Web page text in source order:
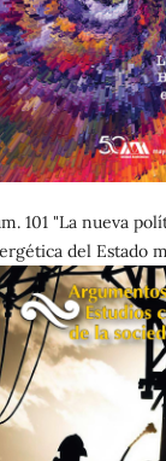
101 "La nueva
del Estado